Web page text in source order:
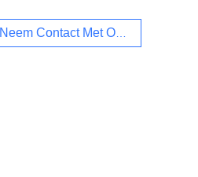
Neem Contact Met Ons Op